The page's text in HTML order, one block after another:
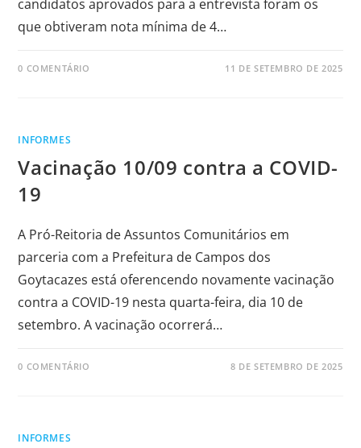
candidatos aprovados para a entrevista foram os
que obtiveram nota mínima de 4…
0 COMENTÁRIO 11 DE SETEMBRO DE 2025
INFORMES
Vacinação 10/09 contra a COVID-
19
A Pró-Reitoria de Assuntos Comunitários em
parceria com a Prefeitura de Campos dos
Goytacazes está oferencendo novamente vacinação
contra a COVID-19 nesta quarta-feira, dia 10 de
setembro. A vacinação ocorrerá…
0 COMENTÁRIO 8 DE SETEMBRO DE 2025
INFORMES